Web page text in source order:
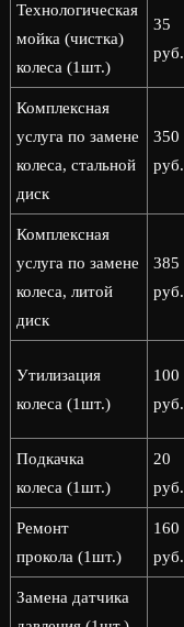
Технологическая
мойка (чистка)
колеса (1шт.)
35
руб.
Комплексная
услуга по замене
колеса, стальной
диск
350
руб.
Комплексная
услуга по замене
колеса, литой
диск
385
руб.
Утилизация
колеса (1шт.)
100
руб.
Подкачка
колеса (1шт.)
20
руб.
Ремонт
прокола (1шт.)
160
руб.
Замена датчика